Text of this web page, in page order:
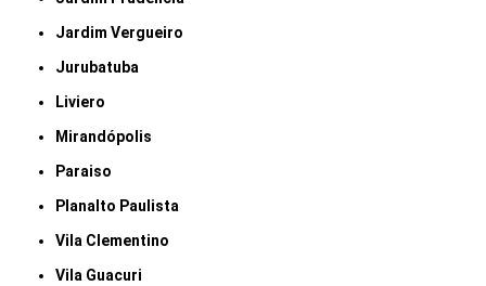
Jardim Vergueiro
Jurubatuba
Liviero
Mirandópolis
Paraiso
Planalto Paulista
Vila Clementino
Vila Guacuri